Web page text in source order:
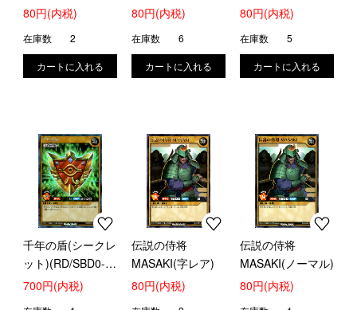
80円(内税)
在庫数 2
80円(内税)
在庫数 6
80円(内税)
在庫数 5
千年の盾(シークレ
ット)(RD/SBD0-
JP001)
700円(内税)
伝説の侍将
MASAKI(字レア)
80円(内税)
伝説の侍将
MASAKI(ノーマル)
80円(内税)